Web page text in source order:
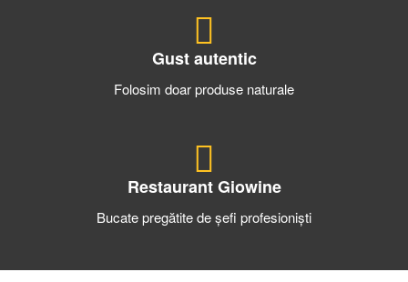
Gust autentic
Folosim doar produse naturale
Restaurant Giowine
Bucate pregătite de șefi profesioniști